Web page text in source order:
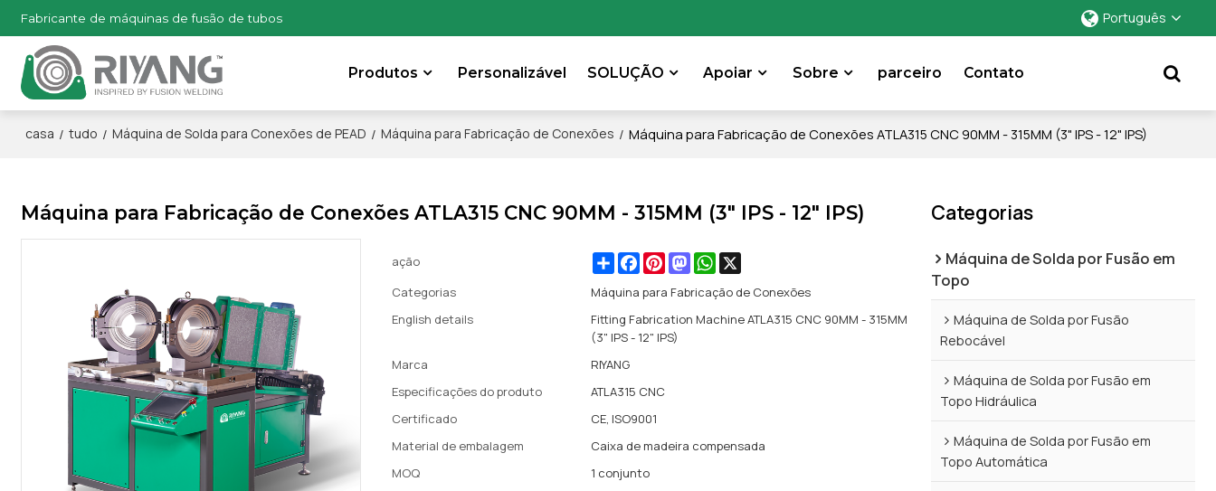
Fabricante de máquinas de fusão de tubos Português
Produtos Personalizável SOLUÇÃO Apoiar Sobre parceiro Contato
casa / tudo / Máquina de Solda para Conexões de PEAD / Máquina para Fabricação de Conexões / Máquina para Fabricação de Conexões ATLA315 CNC 90MM - 315MM (3" IPS - 12" IPS)
Máquina para Fabricação de Conexões ATLA315 CNC 90MM - 315MM (3" IPS - 12" IPS)
ação ShareFacebook
PinterestMastodonWhatsApp
Categorias
Máquina para Fabricação de Conexões
English details
Fitting Fabrication Machine ATLA315 CNC 90MM - 315MM
(3" IPS - 12" IPS)
Marca
RIYANG
Especificações do produto
ATLA315 CNC
Certificado
CE, ISO9001
Material de embalagem
Caixa de madeira compensada
MOQ
1 conjunto
Categorias
Máquina de Solda por Fusão em
Topo
Máquina de Solda por Fusão
Rebocável
Máquina de Solda por Fusão em
Topo Hidráulica
Máquina de Solda por Fusão em
Topo Automática